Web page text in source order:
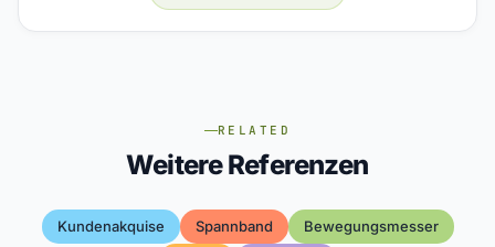
RELATED
Weitere Referenzen
Kundenakquise Spannband Bewegungsmesser